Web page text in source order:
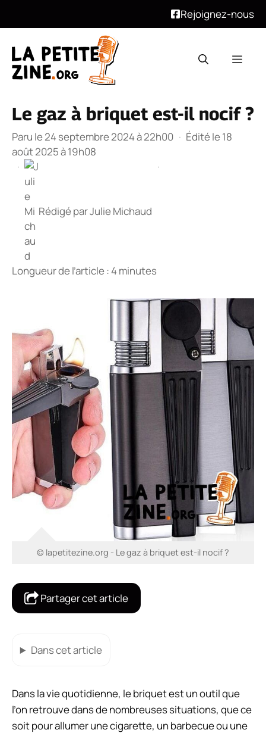
Rejoignez-nous
contenu
Le gaz à briquet est-il nocif ?
Paru le 24 septembre 2024 à 22h00 · Édité le 18
août 2025 à 19h08
·
Rédigé parJulie Michaud
·
Longueur de l’article : 4 minutes
© lapetitezine.org - Le gaz à briquet est-il nocif ?
Partager cet article
Dans cet article
Dans la vie quotidienne, le briquet est un outil que
l’on retrouve dans de nombreuses situations, que ce
soit pour allumer une cigarette, un barbecue ou une